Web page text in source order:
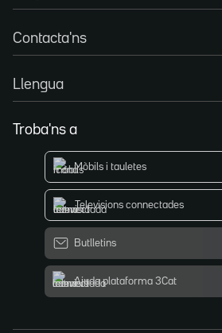
Contacta'ns
Llengua
Troba'ns a
Mòbils i tauletes
Televisions connectades
Butlletins
Ajuda plataforma 3Cat